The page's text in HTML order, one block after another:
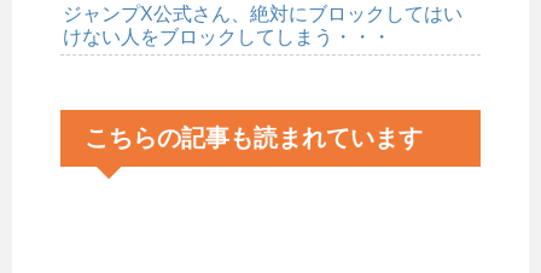
ジャンプX公式さん、絶対にブロックしてはい
けない人をブロックしてしまう・・・
こちらの記事も読まれています